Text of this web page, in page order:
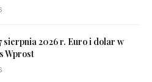
sierpnia 2026 r. Euro i dolar w
Wprost